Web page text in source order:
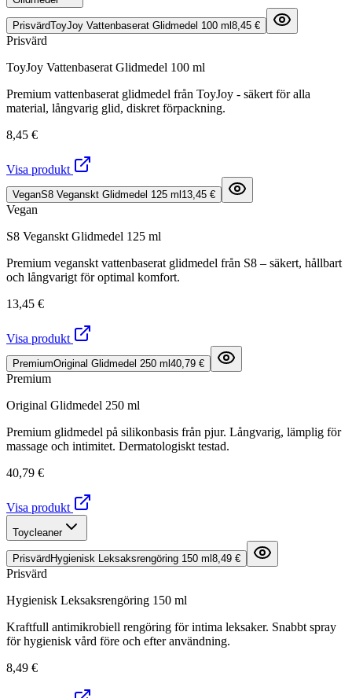
PrisvärdToyJoy Vattenbaserat Glidmedel 100 ml 8,45 €
Prisvärd
ToyJoy Vattenbaserat Glidmedel 100 ml
Premium vattenbaserat glidmedel från ToyJoy - säkert för alla
material, långvarig glid, diskret förpackning.
8,45 €
Visa produkt
VeganS8 Veganskt Glidmedel 125 ml 13,45 €
Vegan
S8 Veganskt Glidmedel 125 ml
Premium veganskt vattenbaserat glidmedel från S8 – säkert, hållbart
och långvarigt för optimal komfort.
13,45 €
Visa produkt
PremiumOriginal Glidmedel 250 ml 40,79 €
Premium
Original Glidmedel 250 ml
Premium glidmedel på silikonbasis från pjur. Långvarig, lämplig för
massage och intimitet. Dermatologiskt testad.
40,79 €
Visa produkt
Toycleaner
Prisvärd Hygienisk Leksaksrengöring 150 ml 8,49 €
Prisvärd
Hygienisk Leksaksrengöring 150 ml
Kraftfull antimikrobiell rengöring för intima leksaker. Snabbt spray
för hygienisk vård före och efter användning.
8,49 €